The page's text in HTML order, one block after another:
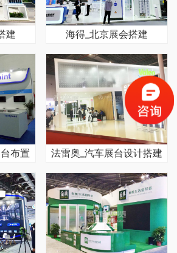
建 海得_北京展会搭建
布置 法雷奥_汽车展台设计搭建